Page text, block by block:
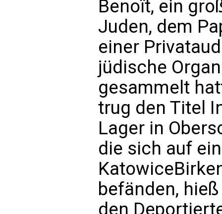
Benoît, ein
Juden, dem
einer
jüdische
gesammelt
trug den Titel
Lager in
die sich auf
befänden,
den